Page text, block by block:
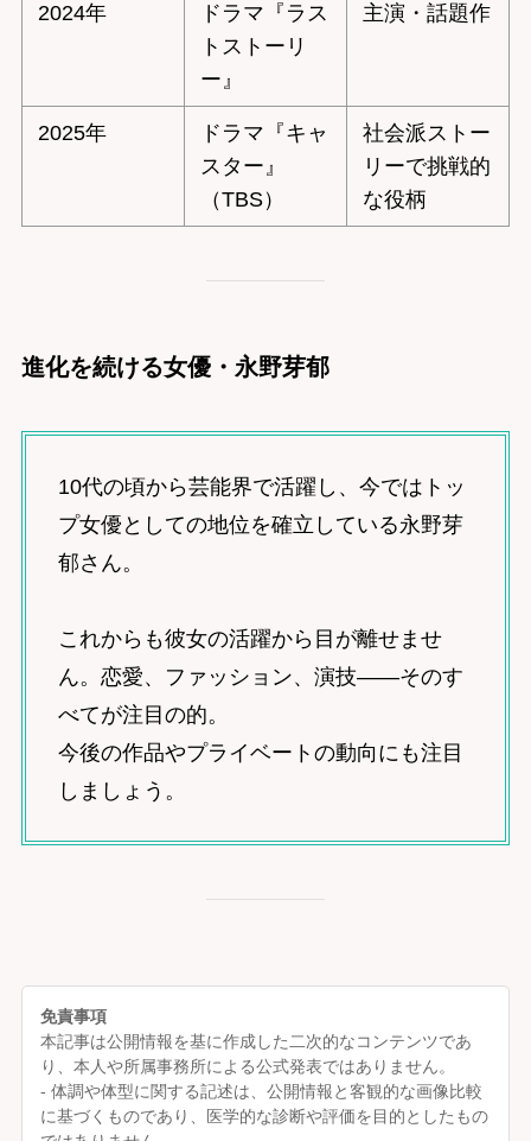
2024年
ドラマ『ラス
トストーリ
ー』
主演・話題作
2025年
ドラマ『キャ
スター』
（TBS）
社会派ストー
リーで挑戦的
な役柄
進化を続ける女優・永野芽郁
10代の頃から芸能界で活躍し、今ではトッ
プ女優としての地位を確立している永野芽
郁さん。
これからも彼女の活躍から目が離せませ
ん。恋愛、ファッション、演技――そのす
べてが注目の的。
今後の作品やプライベートの動向にも注目
しましょう。
免責事項
本記事は公開情報を基に作成した二次的なコンテンツであ
り、本人や所属事務所による公式発表ではありません。
- 体調や体型に関する記述は、公開情報と客観的な画像比較
に基づくものであり、医学的な診断や評価を目的としたもの